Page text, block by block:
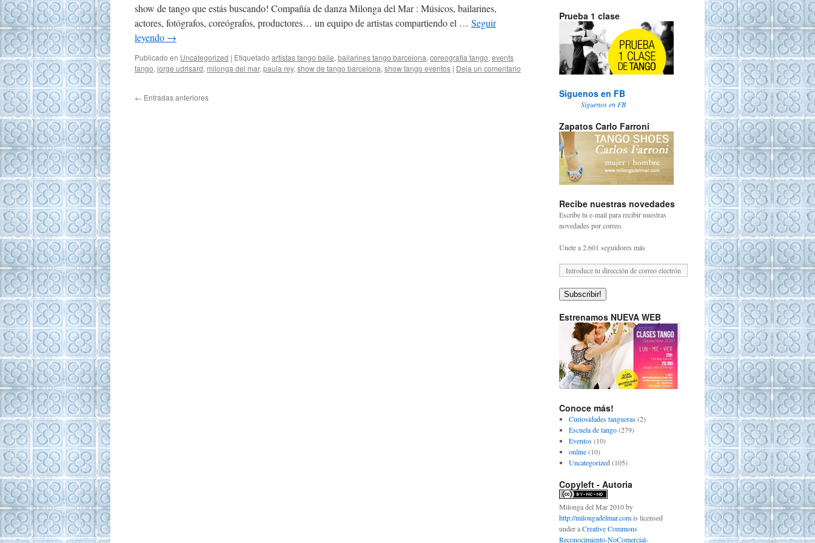
show de tango que estás buscando! Compañía de danza Milonga del Mar : Músicos, bailarines,
actores, fotógrafos, coreógrafos, productores… un equipo de artistas compartiendo el … Seguir
leyendo →
Publicado en Uncategorized | Etiquetado artistas tango baile, bailarines tango barcelona, coreografia tango, events
tango, jorge udrisard, milonga del mar, paula rey, show de tango barcelona, show tango eventos | Deja un comentario
← Entradas anteriores
Prueba 1 clase
Siguenos en FB
Siguenos en FB
Zapatos Carlo Farroni
Recibe nuestras novedades
Escribe tu e-mail para recibir nuestras
novedades por correo.
Únete a 2.601 seguidores más
Subscribir!
Estrenamos NUEVA WEB
Conoce más!
Curiosidades tangueras(2)
Escuela de tango(279)
Eventos(10)
online(10)
Uncategorized(105)
Copyleft - Autoria
Milonga del Mar 2010by
http://milongadelmar.comis licensed
under aCreative Commons
Reconocimiento-NoComercial-